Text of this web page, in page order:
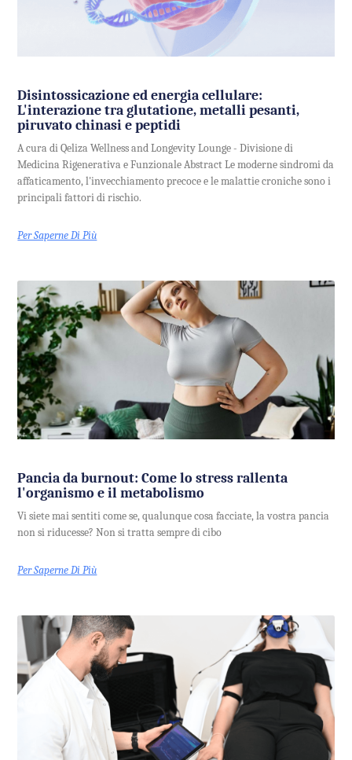
Disintossicazione ed energia cellulare:
L'interazione tra glutatione, metalli pesanti,
piruvato chinasi e peptidi
A cura di Qeliza Wellness and Longevity Lounge - Divisione di
Medicina Rigenerativa e Funzionale Abstract Le moderne sindromi da
affaticamento, l'invecchiamento precoce e le malattie croniche sono i
principali fattori di rischio.
Per Saperne Di Più
Pancia da burnout: Come lo stress rallenta
l'organismo e il metabolismo
Vi siete mai sentiti come se, qualunque cosa facciate, la vostra pancia
non si riducesse? Non si tratta sempre di cibo
Per Saperne Di Più